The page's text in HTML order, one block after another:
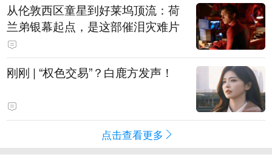
从伦敦西区童星到好莱坞顶流：荷
兰弟银幕起点，是这部催泪灾难片
刚刚 | “权色交易”？白鹿方发声！
点击查看更多